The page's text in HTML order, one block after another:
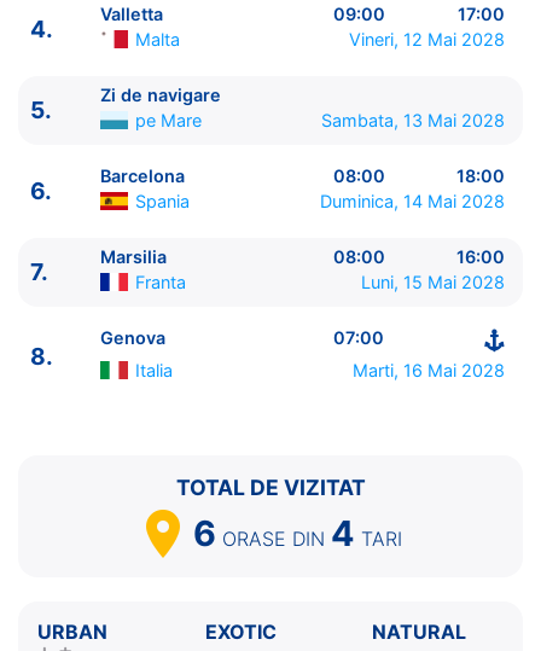
ITINERARIU
----------------------------------------
1. Genova Italia ⚓ - 16:00
Palermo, Sicilia
09:00 - 17:00
4.
Malta
6.
Barcelona Spania
08:00 - 18:00
7. Marsilia Franta
4.
Valletta 09:00
17:00
Malta
Vineri, 12 Mai 2028
5.
Zi de navigare
pe Mare
Sambata, 13 Mai 2028
6.
Barcelona 08:00
18:00
Spania
Duminica, 14 Mai 2028
7.
Marsilia 08:00
16:00
Franta
Luni, 15 Mai 2028
8.
Genova
07:00
Italia
Marti, 16 Mai 2028
TOTAL DE VIZITAT
6 ORASE DIN 4 TARI
URBAN
EXOTIC
NATURAL